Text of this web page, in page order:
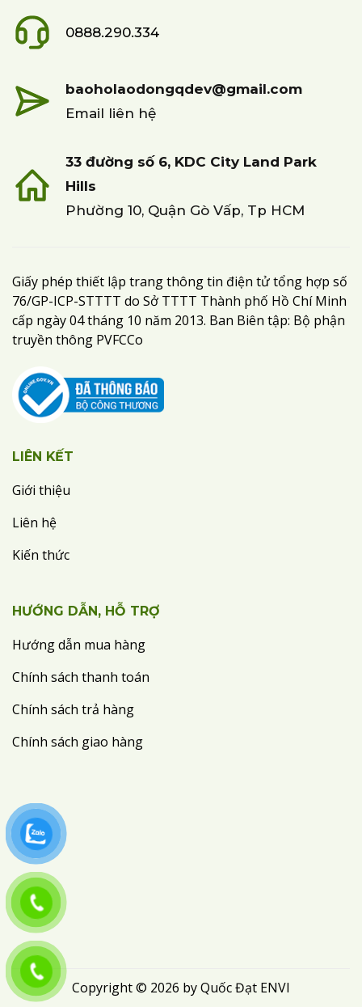
0888.290.334
baoholaodongqdev@gmail.com
Email liên hệ
33 đường số 6, KDC City Land Park
Hills
Phường 10, Quận Gò Vấp, Tp HCM
Giấy phép thiết lập trang thông tin điện tử tổng hợp số
76/GP-ICP-STTTT do Sở TTTT Thành phố Hồ Chí Minh
cấp ngày 04 tháng 10 năm 2013. Ban Biên tập: Bộ phận
truyền thông PVFCCo
LIÊN KẾT
Giới thiệu
Liên hệ
Kiến thức
HƯỚNG DẪN, HỖ TRỢ
Hướng dẫn mua hàng
Chính sách thanh toán
Chính sách trả hàng
Chính sách giao hàng
Copyright © 2026 by Quốc Đạt ENVI